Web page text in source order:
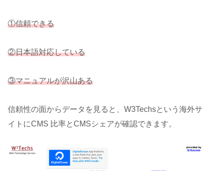
①信頼できる
②日本語対応している
③マニュアルが沢山ある
信頼性の面からデータを見ると、W3Techsという海外サ
イトにCMS 比率とCMSシェアが確認できます。